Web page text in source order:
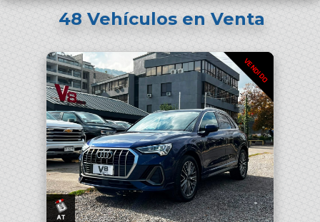
48Vehículos en Venta
VENDIDO